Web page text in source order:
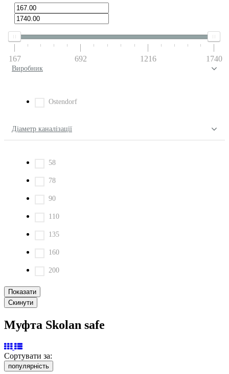
167 692 1216 1740
Виробник
Ostendorf
Діаметр каналізації
58
78
90
110
135
160
200
Муфта Skolan safe
Сортувати за:
популярність